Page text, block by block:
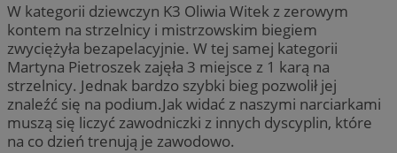
W kategorii dziewczyn K3 Oliwia Witek z zerowym
kontem na strzelnicy i mistrzowskim biegiem
zwyciężyła bezapelacyjnie. W tej samej kategorii
Martyna Pietroszek zajęła 3 miejsce z 1 karą na
strzelnicy. Jednak bardzo szybki bieg pozwolił jej
znaleźć się na podium.Jak widać z naszymi narciarkami
muszą się liczyć zawodniczki z innych dyscyplin, które
na co dzień trenują je zawodowo.